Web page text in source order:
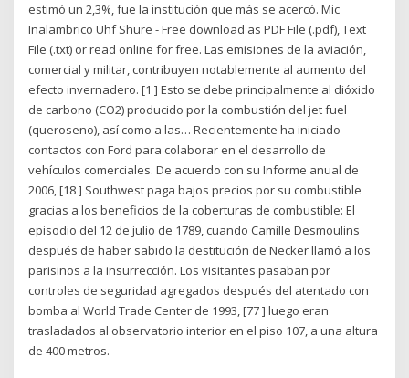
estimó un 2,3%, fue la institución que más se acercó. Mic
Inalambrico Uhf Shure - Free download as PDF File (.pdf), Text
File (.txt) or read online for free. Las emisiones de la aviación,
comercial y militar, contribuyen notablemente al aumento del
efecto invernadero. [1 ] Esto se debe principalmente al dióxido
de carbono (CO2) producido por la combustión del jet fuel
(queroseno), así como a las… Recientemente ha iniciado
contactos con Ford para colaborar en el desarrollo de
vehículos comerciales. De acuerdo con su Informe anual de
2006, [18 ] Southwest paga bajos precios por su combustible
gracias a los beneficios de la coberturas de combustible: El
episodio del 12 de julio de 1789, cuando Camille Desmoulins
después de haber sabido la destitución de Necker llamó a los
parisinos a la insurrección. Los visitantes pasaban por
controles de seguridad agregados después del atentado con
bomba al World Trade Center de 1993, [77 ] luego eran
trasladados al observatorio interior en el piso 107, a una altura
de 400 metros.